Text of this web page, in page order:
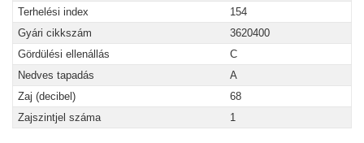
Terhelési index
154
Gyári cikkszám
3620400
Gördülési ellenállás
C
Nedves tapadás
A
Zaj (decibel)
68
Zajszintjel száma
1